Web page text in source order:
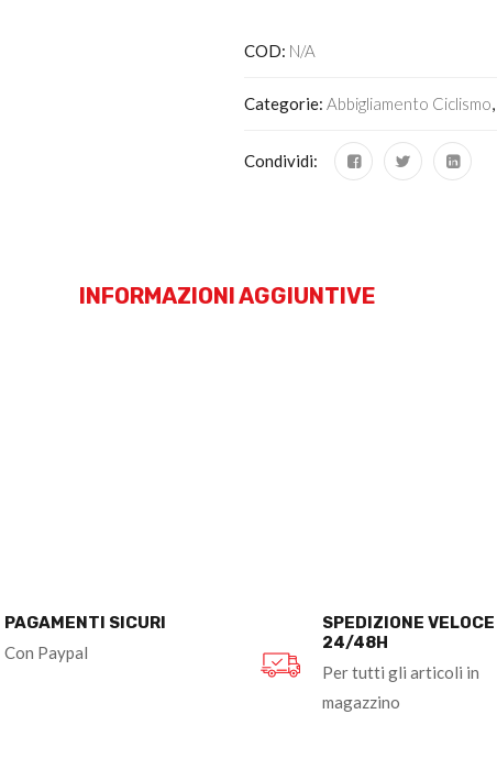
COD: N/A
Categorie: Abbigliamento Ciclismo
Condividi:
INFORMAZIONI AGGIUNTIVE
PAGAMENTI SICURI
Con Paypal
SPEDIZIONE VELOCE
24/48H
Per tutti gli articoli in
magazzino